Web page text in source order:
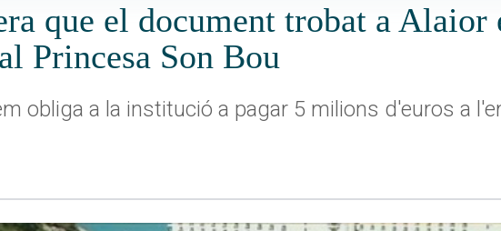
que el document trobat a
Princesa Son Bou
obliga a la institució a pagar 5 milions d'euros a